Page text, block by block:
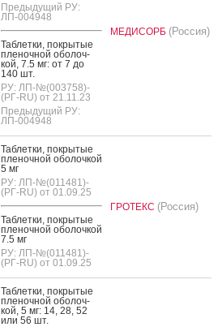
Предыдущий РУ:
ЛП-004948
Таб­летки, пок­ры­тые
пле­ноч­ной обо­лоч­
кой, 7.5 мг: от 7 до
140 шт.
РУ: ЛП-№(003758)-
(РГ-RU) от 21.11.23
Предыдущий РУ:
ЛП-004948
МЕДИСОРБ (Россия)
Таб­летки, пок­ры­тые
пле­ноч­ной обо­лоч­кой
5 мг
РУ: ЛП-№(011481)-
(РГ-RU) от 01.09.25
Таб­летки, пок­ры­тые
пле­ноч­ной обо­лоч­кой
7.5 мг
РУ: ЛП-№(011481)-
(РГ-RU) от 01.09.25
ГРОТЕКС (Россия)
Таб­летки, пок­ры­тые
пле­ноч­ной обо­лоч­
кой, 5 мг: 14, 28, 52
или 56 шт.